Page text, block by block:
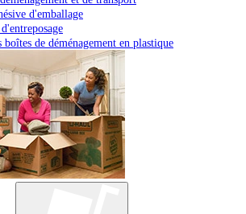
d'emballage
boîtes de déménagement en plastique